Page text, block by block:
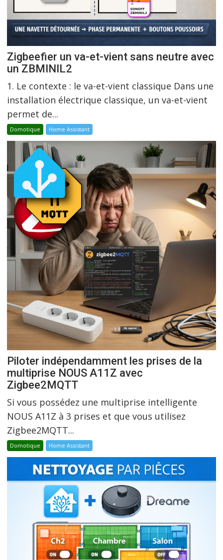
Zigbeefier un va-et-vient sans neutre avec
un ZBMINIL2
1. Le contexte : le va-et-vient classique Dans une
installation électrique classique, un va-et-vient
permet de...
Domotique Home Assistant
Piloter indépendamment les prises de la
multiprise NOUS A11Z avec
Zigbee2MQTT
Si vous possédez une multiprise intelligente
NOUS A11Z à 3 prises et que vous utilisez
Zigbee2MQTT...
Domotique Home Assistant